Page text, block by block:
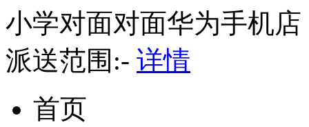
小学对面对面华为手机店
派送范围:- 详情
首页